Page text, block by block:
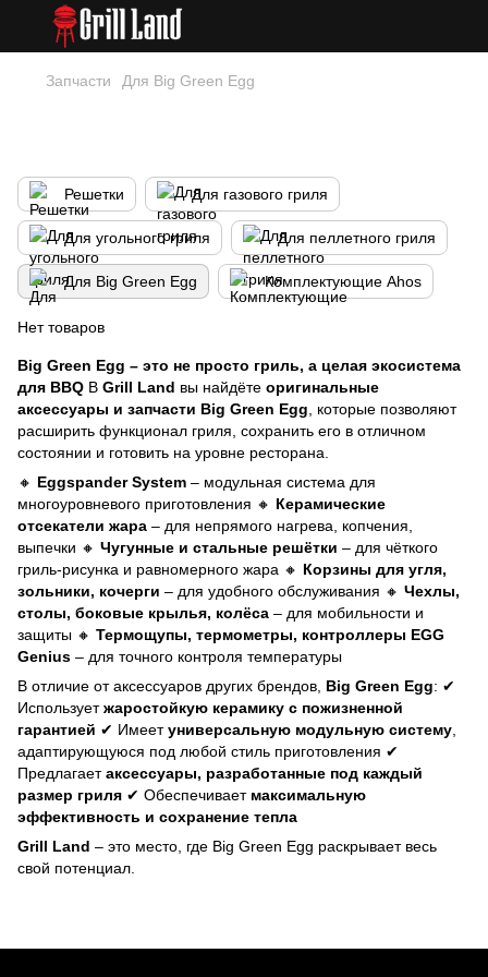
Запчасти Для Big Green Egg
Решетки Для газового гриля
Для угольного гриля Для пеллетного гриля
Для Big Green Egg Комплектующие Ahos
Нет товаров
Big Green Egg – это не просто гриль, а целая экосистема
для BBQ В Grill Land вы найдёте оригинальные
аксессуары и запчасти Big Green Egg , которые позволяют
расширить функционал гриля, сохранить его в отличном
состоянии и готовить на уровне ресторана.
🔸 Eggspander System – модульная система для
многоуровневого приготовления 🔸 Керамические
отсекатели жара – для непрямого нагрева, копчения,
выпечки 🔸 Чугунные и стальные решётки – для чёткого
гриль-рисунка и равномерного жара 🔸 Корзины для угля,
зольники, кочерги – для удобного обслуживания 🔸 Чехлы,
столы, боковые крылья, колёса – для мобильности и
защиты 🔸 Термощупы, термометры, контроллеры EGG
Genius – для точного контроля температуры
В отличие от аксессуаров других брендов, Big Green Egg: ✔
Используетжаростойкую керамику с пожизненной
гарантией ✔ Имеетуниверсальную модульную систему
адаптирующуюся под любой стиль приготовления ✔
Предлагаетаксессуары, разработанные под каждый
размер гриля ✔ Обеспечивает максимальную
эффективность и сохранение тепла
Grill Land – это место, где Big Green Egg раскрывает весь
свой потенциал.